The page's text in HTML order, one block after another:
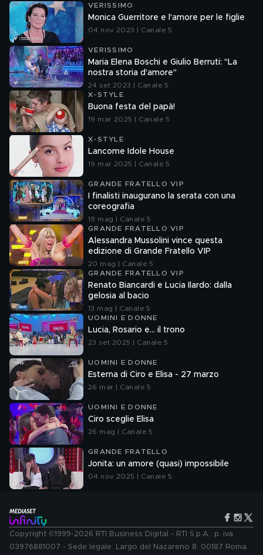
VERISSIMO
Monica Guerritore e l'amore per le figlie
04 nov 2023 | Canale 5
VERISSIMO
Maria Elena Boschi e Giulio Berruti: "La
nostra storia d'amore"
24 set 2023 | Canale 5
X-STYLE
Buona festa del papà!
19 mar 2025 | Canale 5
X-STYLE
Lancome Idole House
19 mar 2025 | Canale 5
GRANDE FRATELLO VIP
I finalisti inaugurano la serata con una
coreografia
19 mag | Canale 5
GRANDE FRATELLO VIP
Alessandra Mussolini vince questa
edizione di Grande Fratello VIP
20 mag | Canale 5
GRANDE FRATELLO VIP
Renato Biancardi e Lucia Ilardo: dalla
gelosia al bacio
13 mag | Canale 5
UOMINI E DONNE
Lucia, Rosario e... il trono
23 set 2025 | Canale 5
UOMINI E DONNE
Esterna di Ciro e Elisa - 27 marzo
26 mar | Canale 5
UOMINI E DONNE
Ciro sceglie Elisa
26 mag | Canale 5
GRANDE FRATELLO
Jonita: un amore (quasi) impossibile
04 nov 2025 | Canale 5
Copyright ©1999-2026 RTI Business Digital - RTI S.p.A.: p. iva
03976881007 - Sede legale: Largo del Nazareno 8, 00187 Roma.